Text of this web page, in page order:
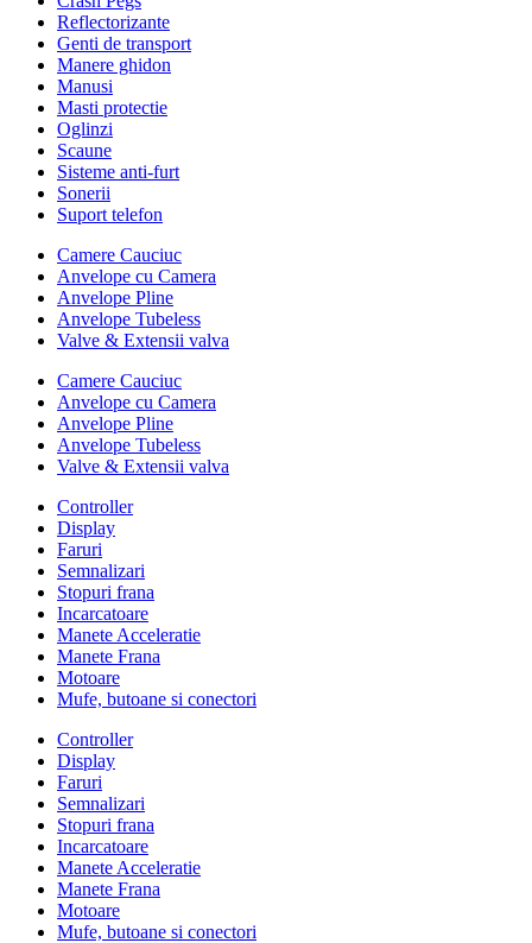
Reflectorizante
Genti de transport
Manere ghidon
Manusi
Masti protectie
Oglinzi
Scaune
Sisteme anti-furt
Sonerii
Suport telefon
Camere Cauciuc
Anvelope cu Camera
Anvelope Pline
Anvelope Tubeless
Valve & Extensii valva
Camere Cauciuc
Anvelope cu Camera
Anvelope Pline
Anvelope Tubeless
Valve & Extensii valva
Controller
Display
Faruri
Semnalizari
Stopuri frana
Incarcatoare
Manete Acceleratie
Manete Frana
Motoare
Mufe, butoane si conectori
Controller
Display
Faruri
Semnalizari
Stopuri frana
Incarcatoare
Manete Acceleratie
Manete Frana
Motoare
Mufe, butoane si conectori